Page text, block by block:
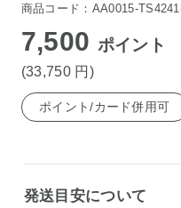
商品コード：AA0015-
7,500 ポイント
(33,750 円 )
ポイント/カード併用可
発送目安について